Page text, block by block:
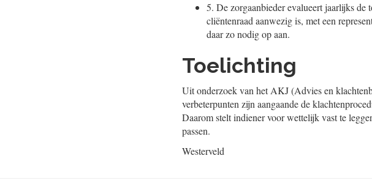
5. De zorgaanbieder evalueert jaarlijks de
cliëntenraad aanwezig is, met een
daar zo nodig op aan.
Toelichting
Uit onderzoek van het AKJ (Advies en
verbeterpunten zijn aangaande de
Daarom stelt indiener voor wettelijk vast te
passen.
Westerveld